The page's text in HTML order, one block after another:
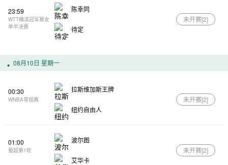
23:59
WTT横滨冠军赛女
单半决赛
陈幸同
待定
未开赛[2]
08月10日 星期一
00:30
WNBA常规赛
拉斯维加斯王牌
纽约自由人
未开赛[2]
01:00
葡超第1轮
波尔图
艾华卡
未开赛[2]